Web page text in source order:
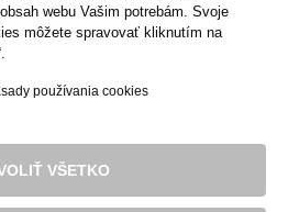
webu Vašim potrebám. Svoje
môžete spravovať kliknutím na
používania cookies
VŠETKO
Mestská karta
cookies
Košice, akciová spoločnosť. Všetky